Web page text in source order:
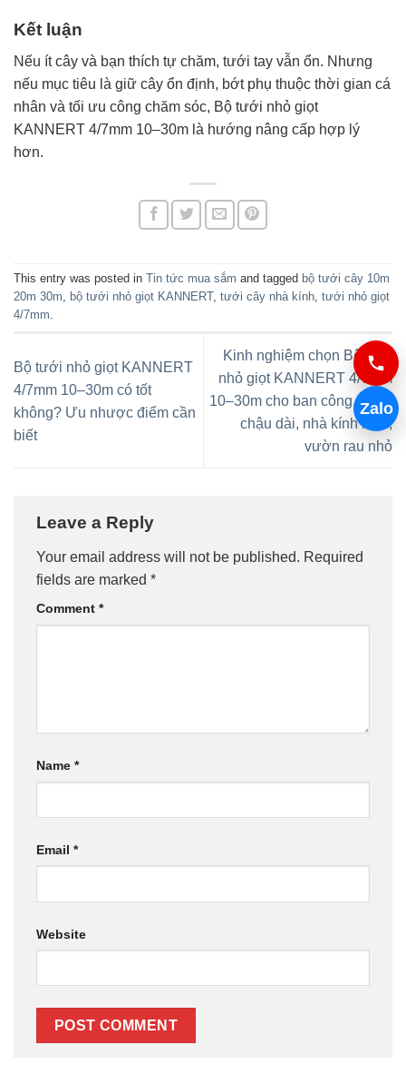
Kết luận
Nếu ít cây và bạn thích tự chăm, tưới tay vẫn ổn. Nhưng
nếu mục tiêu là giữ cây ổn định, bớt phụ thuộc thời gian cá
nhân và tối ưu công chăm sóc, Bộ tưới nhỏ giọt
KANNERT 4/7mm 10–30m là hướng nâng cấp hợp lý
hơn.
This entry was posted in Tin tức mua sắm and tagged bộ tưới cây 10m
20m 30m, bộ tưới nhỏ giọt KANNERT, tưới cây nhà kính, tưới nhỏ giọt
4/7mm.
Bộ tưới nhỏ giọt KANNERT
4/7mm 10–30m có tốt
không? Ưu nhược điểm cần
biết
Kinh nghiệm chọn Bộ tưới
nhỏ giọt KANNERT 4/7mm
10–30m cho ban công, hàng
chậu dài, nhà kính mini,
vườn rau nhỏ
Leave a Reply
Your email address will not be published. Required
fields are marked *
Comment *
Name *
Email *
Website
Zalo